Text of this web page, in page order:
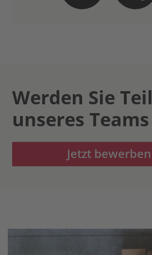
Werden Sie Teil
unseres Teams
Jetzt bewerben